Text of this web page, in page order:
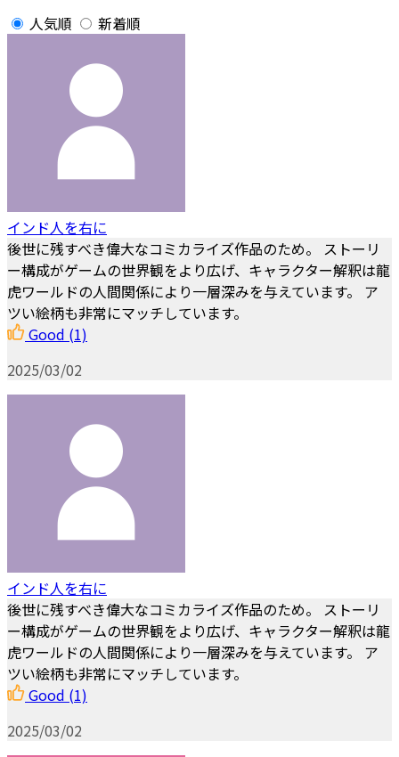
人気順 新着順
インド人を右に
後世に残すべき偉大なコミカライズ作品のため。 ストーリ
ー構成がゲームの世界観をより広げ、キャラクター解釈は龍
虎ワールドの人間関係により一層深みを与えています。 ア
ツい絵柄も非常にマッチしています。
Good (1)
2025/03/02
インド人を右に
後世に残すべき偉大なコミカライズ作品のため。 ストーリ
ー構成がゲームの世界観をより広げ、キャラクター解釈は龍
虎ワールドの人間関係により一層深みを与えています。 ア
ツい絵柄も非常にマッチしています。
Good (1)
2025/03/02